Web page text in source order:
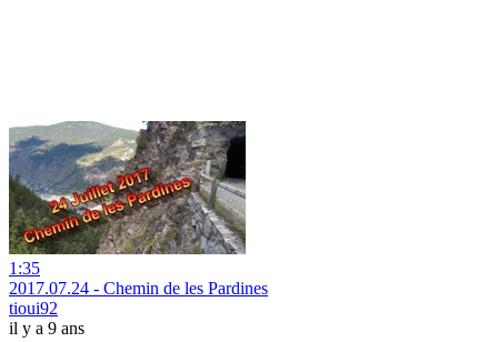
1:35
2017.07.24 - Chemin de les Pardines
tioui92
il y a 9 ans